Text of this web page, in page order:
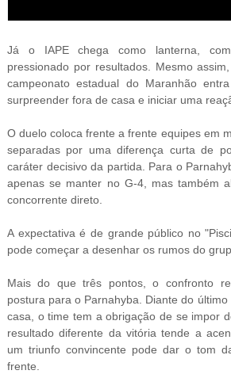
Já o IAPE chega como lanterna,
pressionado por resultados. Mesmo
campeonato estadual do Maranhão
surpreender fora de casa e iniciar uma
O duelo coloca frente a frente equipes em
separadas por uma diferença curta de
caráter decisivo da partida. Para o
apenas se manter no G-4, mas também
concorrente direto.
A expectativa é de grande público no
pode começar a desenhar os rumos do
Mais do que três pontos, o confronto
postura para o Parnahyba. Diante do
casa, o time tem a obrigação de se impor
resultado diferente da vitória tende a
um triunfo convincente pode dar o tom
frente.